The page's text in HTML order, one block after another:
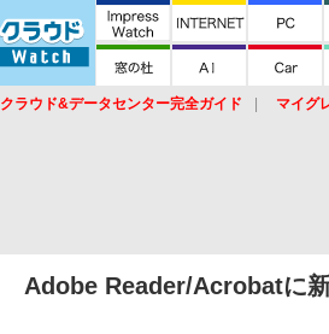
クラウド&データセンター完全ガイド マイグ
Adobe Reader/Acrobatに